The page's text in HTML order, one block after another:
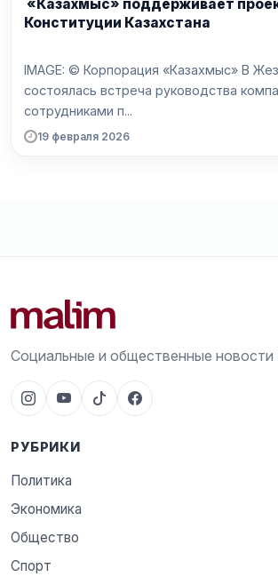
«Казахмыс» поддерживает
Конституции Казахстана
IMAGE: © Корпорация «Казахмыс» В Жезказгане
состоялась встреча руководства
сотрудниками п...
19 февраля 2026
Социальные и общественные новости
РУБРИКИ
Политика
Экономика
Общество
Спорт